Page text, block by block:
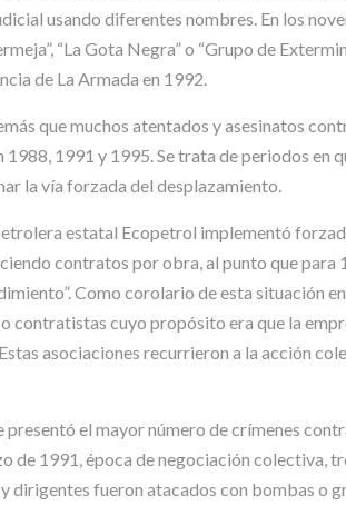
usando diferentes nombres. En los
“La Gota Negra” o “Grupo de
de La Armada en 1992.
que muchos atentados y asesinatos
1991 y 1995. Se trata de periodos en
la vía forzada del desplazamiento.
estatal Ecopetrol implementó
contratos por obra, al punto que para
Como corolario de esta situación
contratistas cuyo propósito era que la
asociaciones recurrieron a la acción
el mayor número de crímenes
de 1991, época de negociación colectiva,
dirigentes fueron atacados con bombas o